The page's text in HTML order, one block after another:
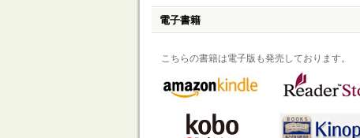
電子書籍
こちらの書籍は電子版も発売しております。